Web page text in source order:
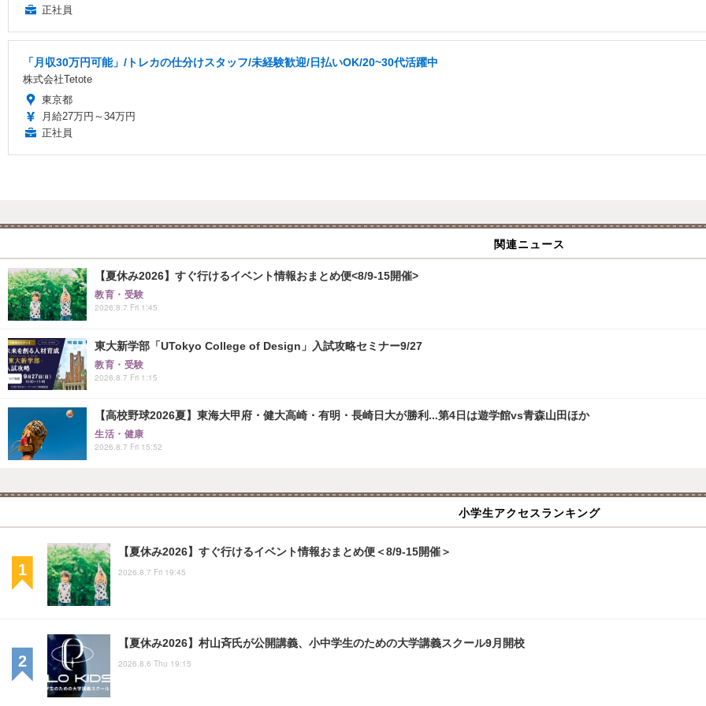
正社員
「月収30万円可能」/トレカの仕分けスタッフ/未経験歓迎/日払いOK/20~30代活躍中
株式会社Tetote
東京都
月給27万円～34万円
正社員
関連ニュース
【夏休み2026】すぐ行けるイベント情報おまとめ便<8/9-15開催>
教育・受験
2026.8.7 Fri 1:45
東大新学部「UTokyo College of Design」入試攻略セミナー9/27
教育・受験
2026.8.7 Fri 1:15
【高校野球2026夏】東海大甲府・健大高崎・有明・長崎日大が勝利...第4日は遊学館vs青森山田ほか
生活・健康
2026.8.7 Fri 15:52
小学生アクセスランキング
【夏休み2026】すぐ行けるイベント情報おまとめ便＜8/9-15開催＞
2026.8.7 Fri 19:45
【夏休み2026】村山斉氏が公開講義、小中学生のための大学講義スクール9月開校
2026.8.6 Thu 19:15